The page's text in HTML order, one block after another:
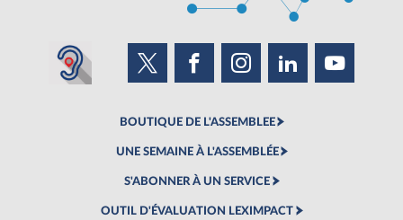
BOUTIQUE DE L'ASSEMBLEE
UNE SEMAINE À L'ASSEMBLÉE
S'ABONNER À UN SERVICE
OUTIL D'ÉVALUATION LEXIMPACT